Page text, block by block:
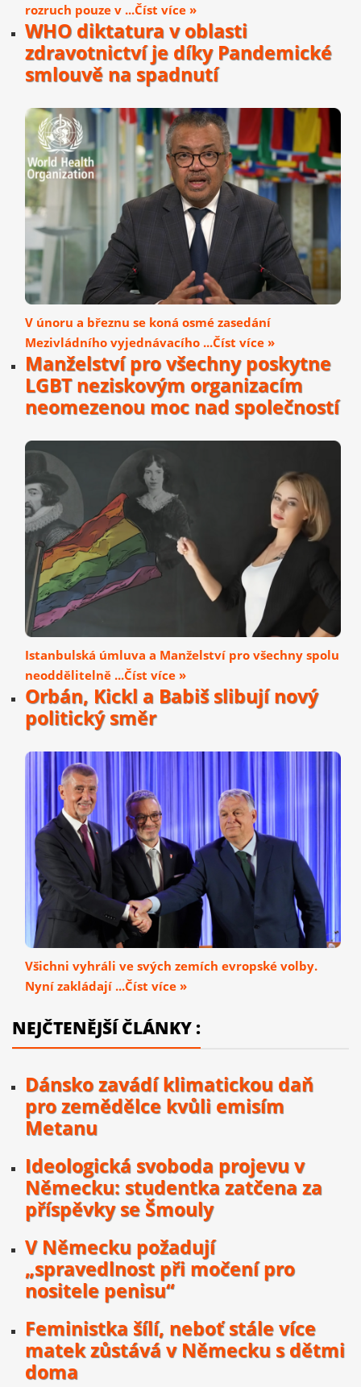
rozruch pouze v ...Číst více »
WHO diktatura v oblasti
zdravotnictví je díky Pandemické
smlouvě na spadnutí
V únoru a březnu se koná osmé zasedání
Mezivládního vyjednávacího ...Číst více »
Manželství pro všechny poskytne
LGBT neziskovým organizacím
neomezenou moc nad společností
Istanbulská úmluva a Manželství pro všechny spolu
neoddělitelně ...Číst více »
Orbán, Kickl a Babiš slibují nový
politický směr
Všichni vyhráli ve svých zemích evropské volby.
Nyní zakládají ...Číst více »
NEJČTENĚJŠÍ ČLÁNKY :
Dánsko zavádí klimatickou daň
pro zemědělce kvůli emisím
Metanu
Ideologická svoboda projevu v
Německu: studentka zatčena za
příspěvky se Šmouly
V Německu požadují
„spravedlnost při močení pro
nositele penisu“
Feministka šílí, neboť stále více
matek zůstává v Německu s dětmi
doma